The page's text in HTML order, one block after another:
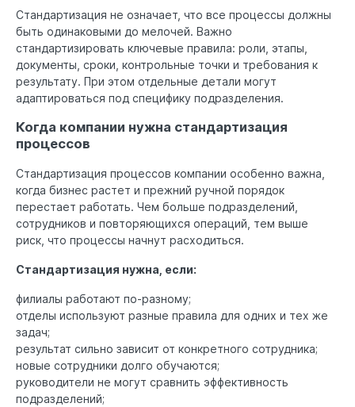
Стандартизация не означает, что все процессы должны
быть одинаковыми до мелочей. Важно
стандартизировать ключевые правила: роли, этапы,
документы, сроки, контрольные точки и требования к
результату. При этом отдельные детали могут
адаптироваться под специфику подразделения.
Когда компании нужна стандартизация
процессов
Стандартизация процессов компании особенно важна,
когда бизнес растет и прежний ручной порядок
перестает работать. Чем больше подразделений,
сотрудников и повторяющихся операций, тем выше
риск, что процессы начнут расходиться.
Стандартизация нужна, если:
филиалы работают по-разному;
отделы используют разные правила для одних и тех же
задач;
результат сильно зависит от конкретного сотрудника;
новые сотрудники долго обучаются;
руководители не могут сравнить эффективность
подразделений;